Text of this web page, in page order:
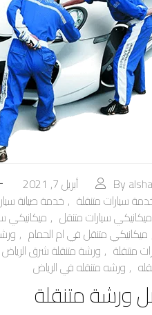
By أبريل 7, 2021
سيارات متنقلة ,خدمة صيانة
ميكانيكي سيارات متنقل , ميكانيكي
, ميكانيكي متنقل في ام الحمام ,
متنقلة , ورشة متنقلة شرق الرياض
, ورشه متنقله في الرياض
ورشة متنقلة